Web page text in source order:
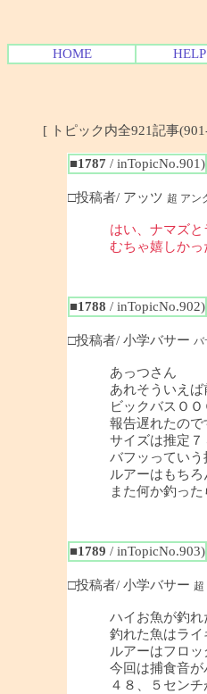
HOME HELP
[ トピック内全921記事
■1787 / inTopicNo.901)
□投稿者/ アッツ 超 アン
はい、ナマズと
むちゃ嬉しかっ
■1788 / inTopicNo.902)
□投稿者/ 小学バサー バ
あっつさん
あれそういえ
ビックバスＯ
報告遅れたので
サイズは推定７
バフッっていう
ルアーはもち
また何か釣っ
■1789 / inTopicNo.903)
□投稿者/ 小学バサー 超
ハイお魚が釣れ
釣れた魚はライ
ルアーはフロッ
今回は捕食音が
４８、５セン